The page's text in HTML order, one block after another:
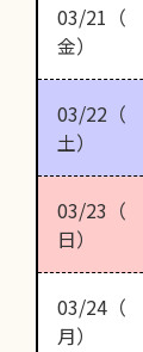
03/21（
金）
03/22（
土）
03/23（
日）
03/24（
月）